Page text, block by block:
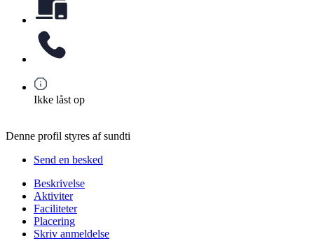
Ikke låst op
Denne profil styres af sundti
Send en besked
Beskrivelse
Aktiviter
Faciliteter
Placering
Skriv anmeldelse